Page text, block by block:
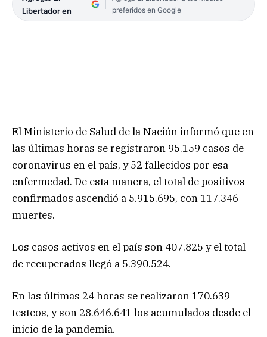
Libertador en
preferidos en Google
El Ministerio de Salud de la Nación informó que en
las últimas horas se registraron 95.159 casos de
coronavirus en el país, y 52 fallecidos por esa
enfermedad. De esta manera, el total de positivos
confirmados ascendió a 5.915.695, con 117.346
muertes.
Los casos activos en el país son 407.825 y el total
de recuperados llegó a 5.390.524.
En las últimas 24 horas se realizaron 170.639
testeos, y son 28.646.641 los acumulados desde el
inicio de la pandemia.